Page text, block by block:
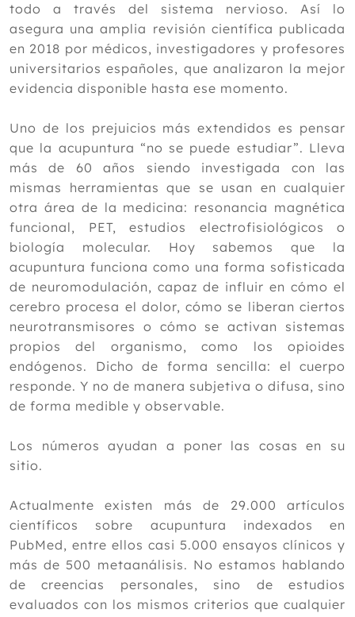
Eficacia de la medicina tradicional
china combinada con la terapia de
masaje en la espondilosis cervical
Eficacia y seguridad de la terapia de
masaje Tuina para la fiebre pediátrica
Acupuntura: cuando la ciencia
Marzo
Febrero
Enero
2025
2024
2023
2022
2021
2020
2019
2018
2016
2014
2013
2012
todo a través del sistema nervioso. Así lo
asegura una amplia revisión científica publicada
en 2018 por médicos, investigadores y profesores
universitarios españoles, que analizaron la mejor
evidencia disponible hasta ese momento.
Uno de los prejuicios más extendidos es pensar
que la acupuntura “no se puede estudiar”. Lleva
más de 60 años siendo investigada con las
mismas herramientas que se usan en cualquier
otra área de la medicina: resonancia magnética
funcional, PET, estudios electrofisiológicos o
biología molecular. Hoy sabemos que la
acupuntura funciona como una forma sofisticada
de neuromodulación, capaz de influir en cómo el
cerebro procesa el dolor, cómo se liberan ciertos
neurotransmisores o cómo se activan sistemas
propios del organismo, como los opioides
endógenos. Dicho de forma sencilla: el cuerpo
responde. Y no de manera subjetiva o difusa, sino
de forma medible y observable.
Los números ayudan a poner las cosas en su
sitio.
Actualmente existen más de 29.000 artículos
científicos sobre acupuntura indexados en
PubMed, entre ellos casi 5.000 ensayos clínicos y
más de 500 metaanálisis. No estamos hablando
de creencias personales, sino de estudios
evaluados con los mismos criterios que cualquier